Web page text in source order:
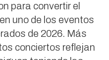
para convertir el
uno de los eventos
de 2026. Más
conciertos reflejan